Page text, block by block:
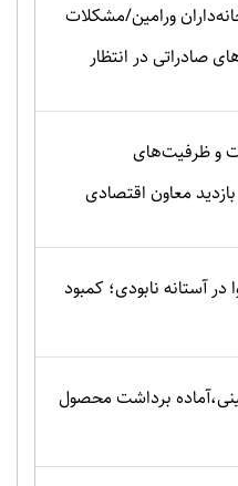
ورامین/مشکلات
صادراتی در انتظار
و ظرفیت‌های
معاون اقتصادی
آستانه نابودی؛ کمبود
برداشت محصول